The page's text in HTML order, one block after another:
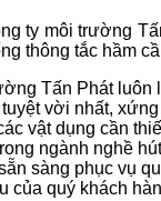
ty môi trường
thông tắc hầm
Tấn Phát
vời nhất,
vật dụng cần
ngành nghề
sàng phục vụ
của quý khách